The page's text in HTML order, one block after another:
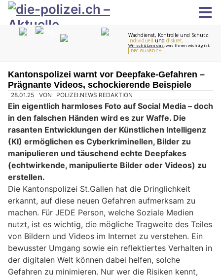
Kantonspolizei warnt vor Deepfake-Gefahren –
Prägnante Videos, schockierende Beispiele
28.01.25 VON POLIZEI.NEWS REDAKTION
Ein eigentlich harmloses Foto auf Social Media – doch
in den falschen Händen wird es zur Waffe. Die
rasanten Entwicklungen der Künstlichen Intelligenz
(KI) ermöglichen es Cyberkriminellen, Bilder zu
manipulieren und täuschend echte Deepfakes
(echtwirkende, manipulierte Bilder oder Videos) zu
erstellen.
Die Kantonspolizei St.Gallen hat die Dringlichkeit
erkannt, auf diese neuen Gefahren aufmerksam zu
machen. Für JEDE Person, welche Soziale Medien
nutzt, ist es wichtig, die mögliche Tragweite des Teiles
von Bildern und Videos im Internet zu verstehen. Ein
bewusster Umgang sowie ein reflektiertes Verhalten in
der digitalen Welt können dabei helfen, solche
Gefahren zu minimieren. Nur wer die Risiken kennt,